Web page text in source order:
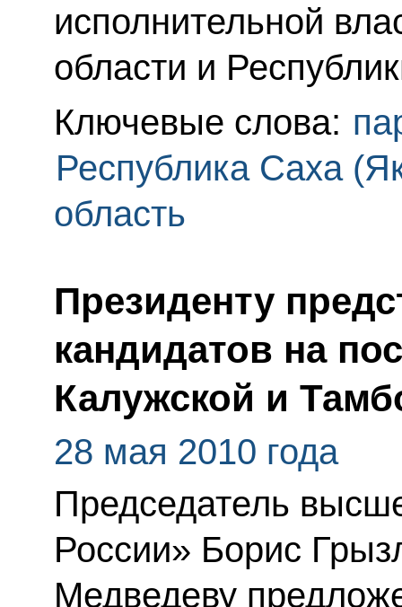
исполнительной
области и
Ключевые слова:
Республика Саха
область
Президенту
кандидатов на
Калужской и
28 мая 2010 года
Председатель
России» Борис
Медведеву